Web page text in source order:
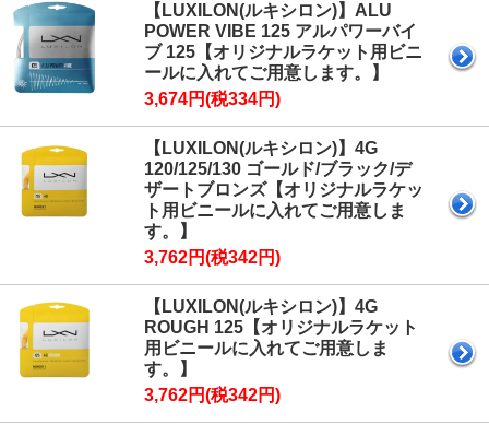
【LUXILON(ルキシロン)】ALU
POWER VIBE 125 アルパワーバイ
ブ 125【オリジナルラケット用ビニ
ールに入れてご用意します。】
3,674円(税334円)
【LUXILON(ルキシロン)】4G
120/125/130 ゴールド/ブラック/デ
ザートブロンズ【オリジナルラケッ
ト用ビニールに入れてご用意しま
す。】
3,762円(税342円)
【LUXILON(ルキシロン)】4G
ROUGH 125【オリジナルラケット
用ビニールに入れてご用意しま
す。】
3,762円(税342円)